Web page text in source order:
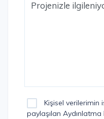
Kişisel verilerimin
paylaşılan Aydınlatma